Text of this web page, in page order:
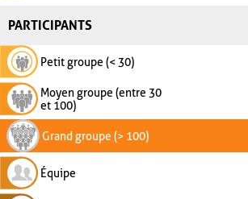
PARTICIPANTS
Petit groupe (< 30)
Moyen groupe (entre 30
et 100)
Grand groupe (> 100)
Équipe